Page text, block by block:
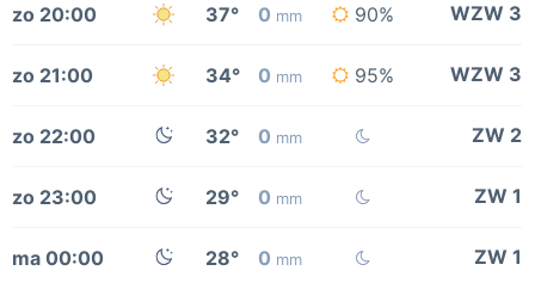
zo 20:00 37° 0 mm 90% WZW 3
zo 21:00 34° 0 mm 95% WZW 3
zo 22:00 32° 0 mm ZW 2
zo 23:00 29° 0 mm ZW 1
ma 00:00 28° 0 mm ZW 1